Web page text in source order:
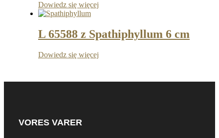
Dowiedz się więcej
L 65588 z Spathiphyllum 6 cm
Dowiedz się więcej
VORES VARER